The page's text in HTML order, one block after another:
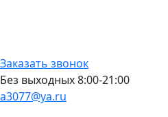
Заказать звонок
Без выходных 8:00-21:00
a3077@ya.ru